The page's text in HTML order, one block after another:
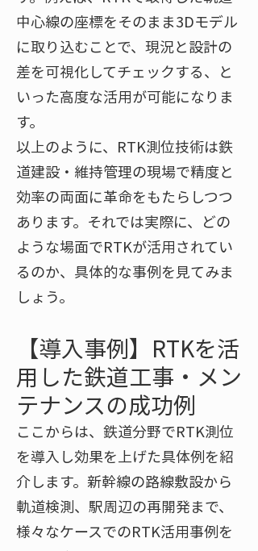
中心線の座標をそのまま3Dモデル
に取り込むことで、現況と設計の
差を可視化してチェックする、と
いった高度な活用が可能になりま
す。
以上のように、RTK測位技術は鉄
道建設・維持管理の現場で精度と
効率の両面に革命をもたらしつつ
あります。それでは実際に、どの
ような場面でRTKが活用されてい
るのか、具体的な事例を見てみま
しょう。
【導入事例】RTKを活
用した鉄道工事・メン
テナンスの成功例
ここからは、鉄道分野でRTK測位
を導入し効果を上げた具体例を紹
介します。新幹線の路線敷設から
軌道検測、駅周辺の再開発まで、
様々なケースでのRTK活用事例を